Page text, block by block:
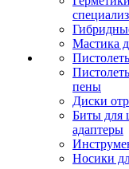
Мастика
пены
Диски
Биты для
адаптеры
Носики